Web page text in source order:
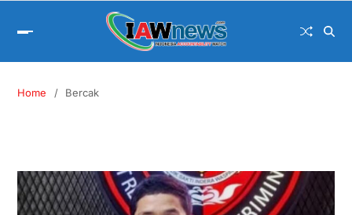
Home Bercak